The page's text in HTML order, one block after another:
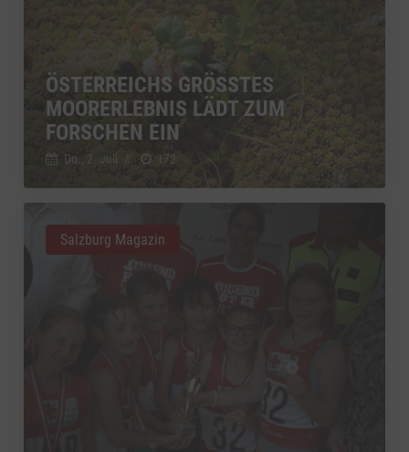
ÖSTERREICHS GRÖSSTES M
OORERLEBNIS LÄDT ZUM F
ORSCHEN EIN
Do., 2. Juli // 172
Salzburg Magazin